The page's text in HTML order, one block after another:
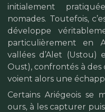
initialement
nomades. Toutefois,
développe
particulièrement en
vallées d’Alet (Ustou)
Oust), confrontés à des
voient alors une
Certains Ariégeois se
ours, à les capturer